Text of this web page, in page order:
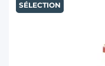
SÉLECTION